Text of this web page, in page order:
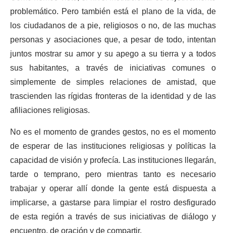
problemático. Pero también está el plano de la vida, de
los ciudadanos de a pie, religiosos o no, de las muchas
personas y asociaciones que, a pesar de todo, intentan
juntos mostrar su amor y su apego a su tierra y a todos
sus habitantes, a través de iniciativas comunes o
simplemente de simples relaciones de amistad, que
trascienden las rígidas fronteras de la identidad y de las
afiliaciones religiosas.
No es el momento de grandes gestos, no es el momento
de esperar de las instituciones religiosas y políticas la
capacidad de visión y profecía. Las instituciones llegarán,
tarde o temprano, pero mientras tanto es necesario
trabajar y operar allí donde la gente está dispuesta a
implicarse, a gastarse para limpiar el rostro desfigurado
de esta región a través de sus iniciativas de diálogo y